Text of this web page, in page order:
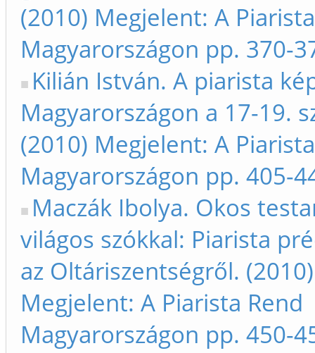
(2010) Megjelent: A
Magyarországon pp. 370-
Kilián István. A piarista
Magyarországon a 17-19.
(2010) Megjelent: A
Magyarországon pp. 405-
Maczák Ibolya. Okos
világos szókkal: Piarista
az Oltáriszentségről. (2010)
Megjelent: A Piarista Rend
Magyarországon pp. 450-